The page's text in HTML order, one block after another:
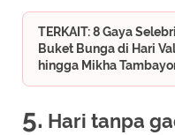
TERKAIT: 8 Gaya
Buket Bunga di Hari
hingga Mikha
5. Hari tanpa